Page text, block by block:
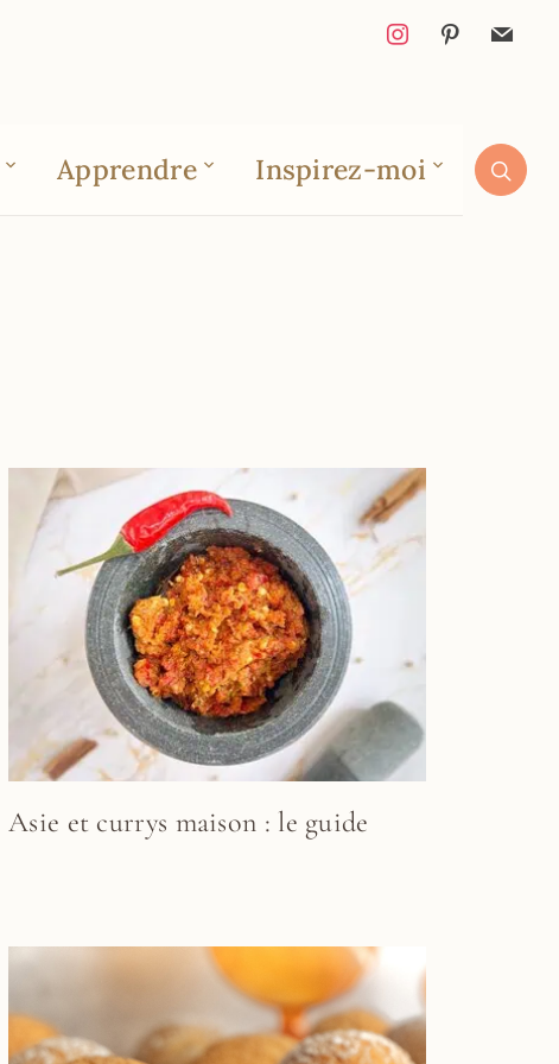
Apprendre Inspirez-moi
Asie et currys maison : le guide